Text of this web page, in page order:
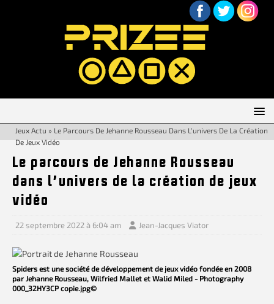
Jeux Actu » Le Parcours De Jehanne Rousseau Dans L’univers De La Création
De Jeux Vidéo
Le parcours de Jehanne Rousseau
dans l’univers de la création de jeux
vidéo
22 septembre 2022 à 6:04 am Jean-Jacques Viator
Spiders est une société de développement de jeux vidéo fondée en 2008
par Jehanne Rousseau, Wilfried Mallet et Walid Miled - Photography
000_32HY3CP copie.jpg©